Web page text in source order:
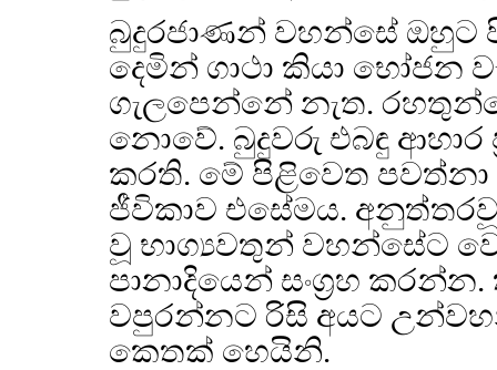
බුදුරජාණන් වහන්සේ ඔහුට
දෙමින් ගාථා කියා භෝජන
ගැලපෙන්නේ නැත.
නොවේ. බුදුවරු එබඳු ආහාර
කරති. මේ පිළිවෙත
ජීවිකාව එසේමය.
වූ භාග්‍යවතුන් වහන්සේට
පානාදියෙන් සංග්‍රහ
වපුරන්නට රිසි අයට
කෙතක් හෙයිනි.